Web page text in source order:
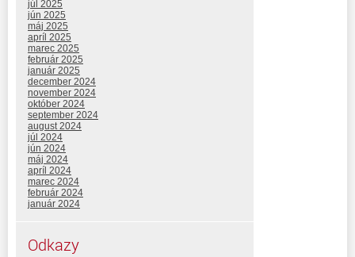
júl 2025
jún 2025
máj 2025
apríl 2025
marec 2025
február 2025
január 2025
december 2024
november 2024
október 2024
september 2024
august 2024
júl 2024
jún 2024
máj 2024
apríl 2024
marec 2024
február 2024
január 2024
Odkazy